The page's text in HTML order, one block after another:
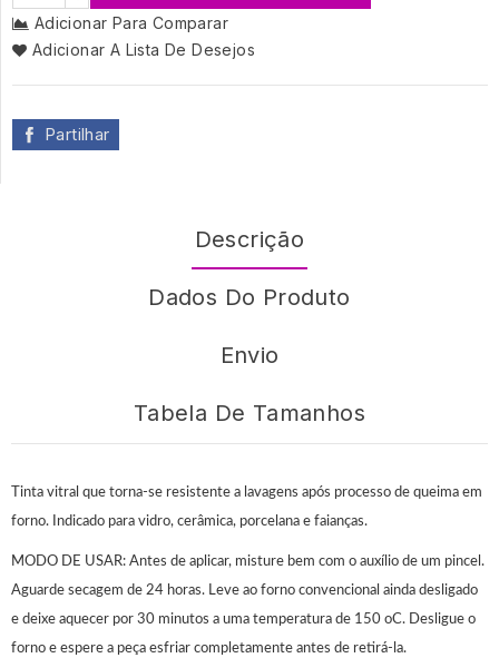
Adicionar Para Comparar
Adicionar A Lista De Desejos
Partilhar
Descrição
Dados Do Produto
Envio
Tabela De Tamanhos
Tinta vitral que torna-se resistente a lavagens após processo de queima em
forno. Indicado para vidro, cerâmica, porcelana e faianças.
MODO DE USAR: Antes de aplicar, misture bem com o auxílio de um pincel.
Aguarde secagem de 24 horas. Leve ao forno convencional ainda desligado
e deixe aquecer por 30 minutos a uma temperatura de 150 oC. Desligue o
forno e espere a peça esfriar completamente antes de retirá-la.